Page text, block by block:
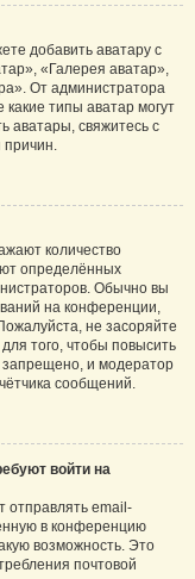
добавить аватару с
«Галерея аватар»,
От администратора
какие типы аватар могут
аватары, свяжитесь с
причин.
количество
определённых
Обычно вы
на конференции,
не засоряйте
того, чтобы повысить
и модератор
сообщений.
войти на
отправлять email-
в конференцию
возможность. Это
почтовой